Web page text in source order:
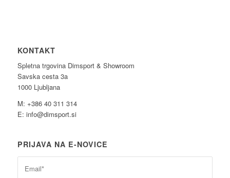
KONTAKT
Spletna trgovina Dimsport & Showroom
Savska cesta 3a
1000 Ljubljana
M: +386 40 311 314
E: info@dimsport.si
PRIJAVA NA E-NOVICE